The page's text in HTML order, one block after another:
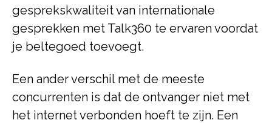
gesprekskwaliteit van internationale
gesprekken met Talk360 te ervaren voordat
je beltegoed toevoegt.
Een ander verschil met de meeste
concurrenten is dat de ontvanger niet met
het internet verbonden hoeft te zijn. Een